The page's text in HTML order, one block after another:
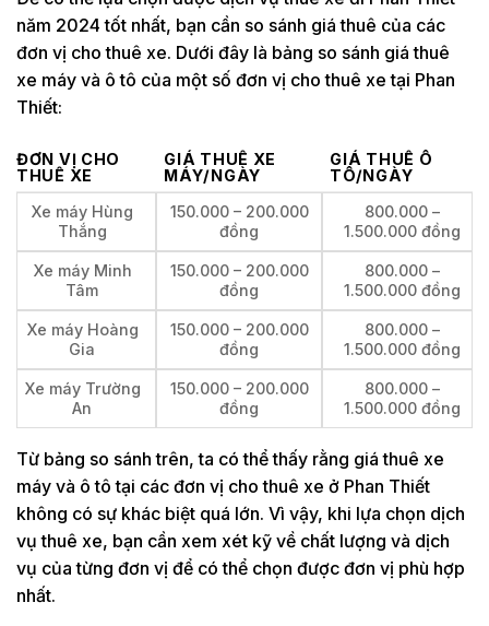
năm 2024 tốt nhất, bạn cần so sánh giá thuê của các
đơn vị cho thuê xe. Dưới đây là bảng so sánh giá thuê
xe máy và ô tô của một số đơn vị cho thuê xe tại Phan
Thiết:
ĐƠN VỊ CHO
THUÊ XE
GIÁ THUÊ XE
MÁY/NGÀY
GIÁ THUÊ Ô
TÔ/NGÀY
Xe máy Hùng
Thắng
150.000 – 200.000
đồng
800.000 –
1.500.000 đồng
Xe máy Minh
Tâm
150.000 – 200.000
đồng
800.000 –
1.500.000 đồng
Xe máy Hoàng
Gia
150.000 – 200.000
đồng
800.000 –
1.500.000 đồng
Xe máy Trường
An
150.000 – 200.000
đồng
800.000 –
1.500.000 đồng
Từ bảng so sánh trên, ta có thể thấy rằng giá thuê xe
máy và ô tô tại các đơn vị cho thuê xe ở Phan Thiết
không có sự khác biệt quá lớn. Vì vậy, khi lựa chọn dịch
vụ thuê xe, bạn cần xem xét kỹ về chất lượng và dịch
vụ của từng đơn vị để có thể chọn được đơn vị phù hợp
nhất.